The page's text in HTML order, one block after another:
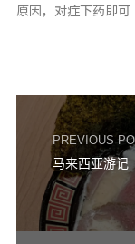
原因，对症下药即可
PREVIOUS
马来西亚游记